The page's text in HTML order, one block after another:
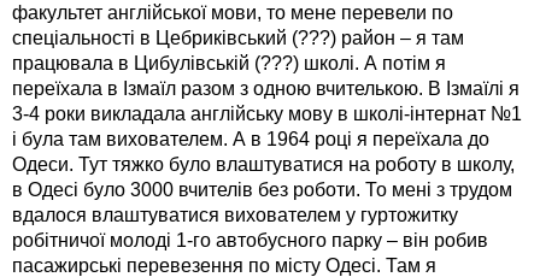
факультет англійської мови, то мене перевели по
спеціальності в Цебриківський (???) район – я там
працювала в Цибулівській (???) школі. А потім я
переїхала в Ізмаїл разом з одною вчителькою. В Ізмаїлі я
3-4 роки викладала англійську мову в школі-інтернат №1
і була там вихователем. А в 1964 році я переїхала до
Одеси. Тут тяжко було влаштуватися на роботу в школу,
в Одесі було 3000 вчителів без роботи. То мені з трудом
вдалося влаштуватися вихователем у гуртожитку
робітничої молоді 1-го автобусного парку – він робив
пасажирські перевезення по місту Одесі. Там я